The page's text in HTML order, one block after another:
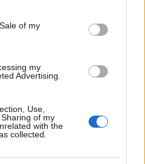
purposes in below Google
of my
my
Advertising.
Use,
of my
with the
collected.
τα στοιχεία τους, οι
κρατούν στην ιδιοκτησία
κάποιο στοιχείο
πουλήσουν αδιαφορούν
της πολυκατοικίας.
την πώληση
την καταβολή των